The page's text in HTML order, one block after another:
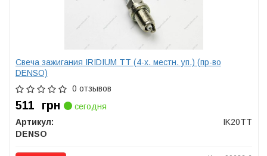
Свеча зажигания IRIDIUM TT (4-х. местн. уп.) (пр-во
DENSO)
0 отзывов
511 грн
сегодня
Артикул:
IK20TT
DENSO